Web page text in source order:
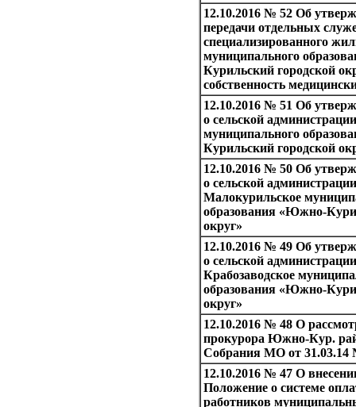
12.10.2016 № 52 Об
передачи отдельных
специализированного
муниципального
Курильский городской
собственность
12.10.2016 № 51 Об
о сельской
муниципального
Курильский городской
12.10.2016 № 50 Об
о сельской
Малокурильское
образования «Южно-
округ»
12.10.2016 № 49 Об
о сельской
Крабозаводское
образования «Южно-
округ»
12.10.2016 № 48 О
прокурора Южно-Кур.
Собрания МО от 31.03.14
12.10.2016 № 47 О
Положение о системе
работников